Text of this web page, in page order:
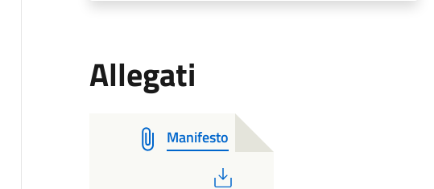
Allegati
Manifesto